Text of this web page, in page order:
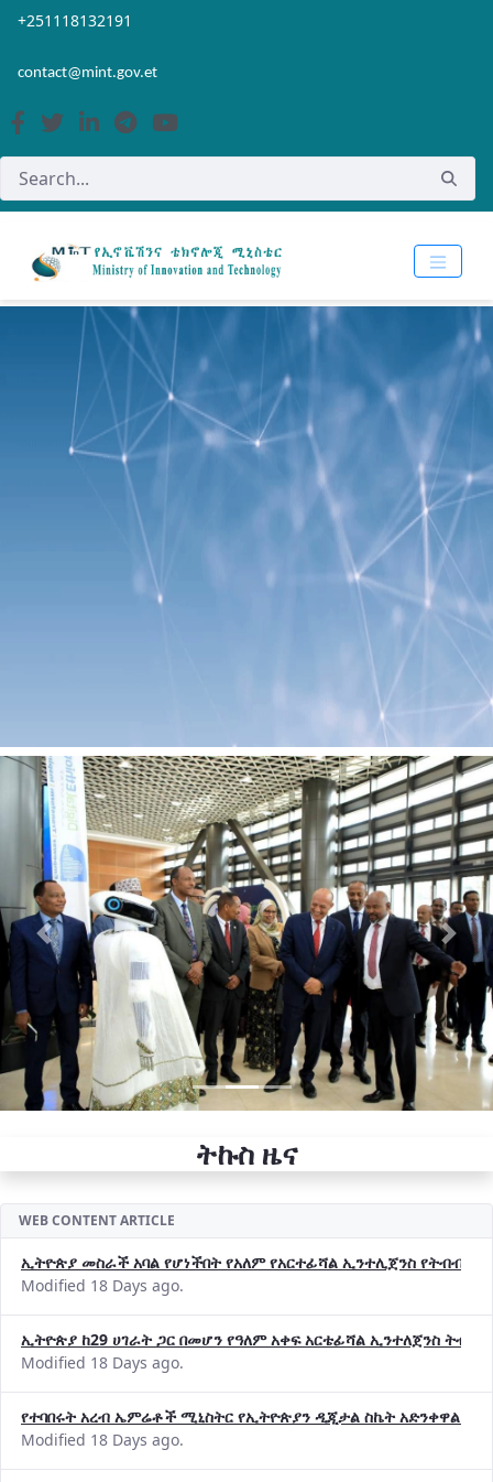
Skip to Main Content
Open Accessibility Menu
+251118132191
contact@mint.gov.et
Previous Next
ትኩስ ዜና
WEB CONTENT ARTICLE
ኢትዮጵያ መስራች አባል የሆነችበት የአለም የአርተፊሻል ኢንተሊጀንስ የትብብር
Modified 18 Days ago.
ኢትዮጵያ ከ29 ሀገራት ጋር በመሆን የዓለም አቀፍ አርቴፊሻል ኢንተለጀንስ
Modified 18 Days ago.
የተባበሩት አረብ ኤምሬቶች ሚኒስትር የኢትዮጵያን ዲጂታል ስኬት አድንቀዋል
Modified 18 Days ago.